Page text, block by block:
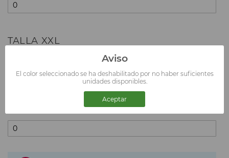
TALLA XXL
Aviso
El color seleccionado se ha deshabilitado por no haber suficientes
unidades disponibles.
Aceptar